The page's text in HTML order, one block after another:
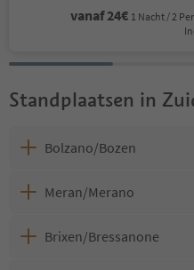
vanaf24€ 1 Nacht / 2
Standplaatsen in
Bolzano/Bozen
Meran/Merano
Brixen/Bressanone